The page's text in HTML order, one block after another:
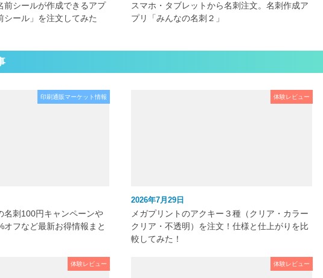
前シールが作成できるアプ
シール」を注文してみた
スマホ・タブレットから名刺注文。名刺作成ア
プリ「みんなの名刺２」
印刷通販マーケット情報
名刺100円キャンペーンや
オフなど最新お得情報まと
体験レビュー
2026年7月29日
メガプリントのアクキー３種（クリア・カラー
クリア・不透明）を注文！仕様と仕上がりを比
較してみた！
体験レビュー 体験レビュー